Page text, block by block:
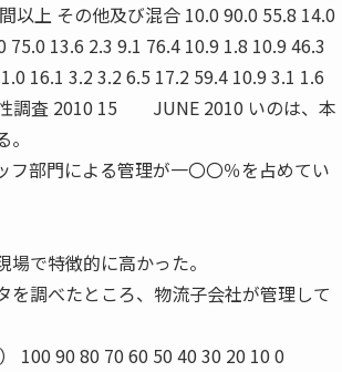
以上 その他及び混合 10.0 90.0 55.8 14.0
13.6 2.3 9.1 76.4 10.9 1.8 10.9 46.3
16.1 3.2 3.2 6.5 17.2 59.4 10.9 3.1 1.6
調査 2010 15 JUNE 2010 いのは、本
部門による管理が一〇〇％を占めてい
で特徴的に高かった。
調べたところ、物流子会社が管理して
100 90 80 70 60 50 40 30 20 10 0